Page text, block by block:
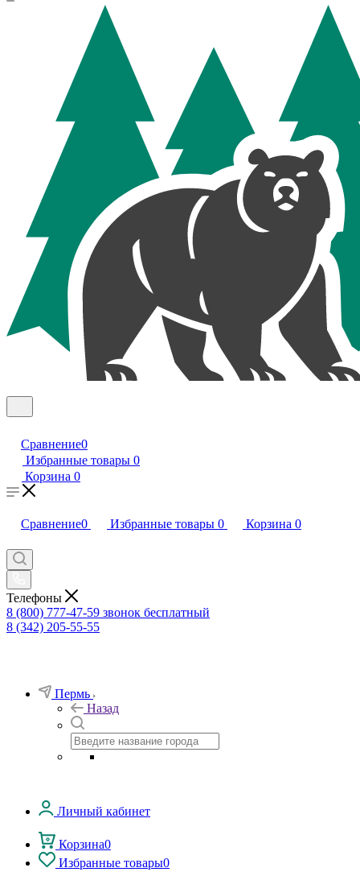
Сравнение0
Избранные товары 0
Корзина 0
Сравнение0 Избранные товары 0 Корзина 0
Телефоны
8 (800) 777-47-59 звонок бесплатный
8 (342) 205-55-55
Пермь
Назад
Личный кабинет
Корзина0
Избранные товары0